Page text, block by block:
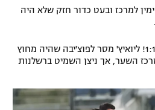
ימין למרכז ובעט כדור חזק שלא היה
דקה 74, בני יהודה איזנה ל-1:1! ליואיץ' מסר לפוצ'יבה שהיה מחוץ
השער, אך ניצן השמיט ברשלנות